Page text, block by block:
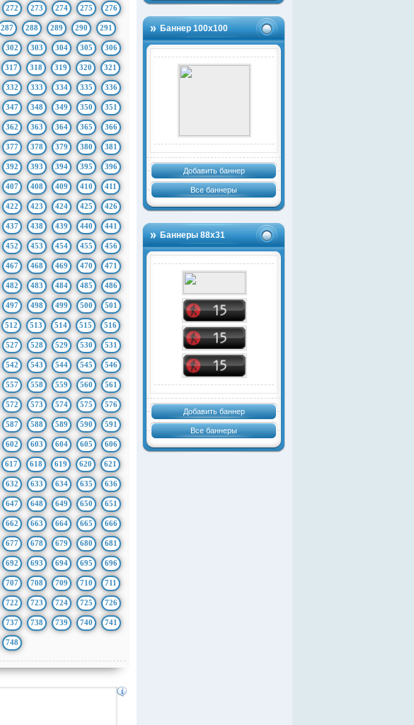
Баннер 100х100
Добавить баннер
Все баннеры
Баннеры 88х31
Добавить баннер
Все баннеры
272 273 274 275 276
287 288 289 290 291
302 303 304 305 306
317 318 319 320 321
332 333 334 335 336
347 348 349 350 351
362 363 364 365 366
377 378 379 380 381
392 393 394 395 396
407 408 409 410 411
422 423 424 425 426
437 438 439 440 441
452 453 454 455 456
467 468 469 470 471
482 483 484 485 486
497 498 499 500 501
512 513 514 515 516
527 528 529 530 531
542 543 544 545 546
557 558 559 560 561
572 573 574 575 576
587 588 589 590 591
602 603 604 605 606
617 618 619 620 621
632 633 634 635 636
647 648 649 650 651
662 663 664 665 666
677 678 679 680 681
692 693 694 695 696
707 708 709 710 711
722 723 724 725 726
737 738 739 740 741
748